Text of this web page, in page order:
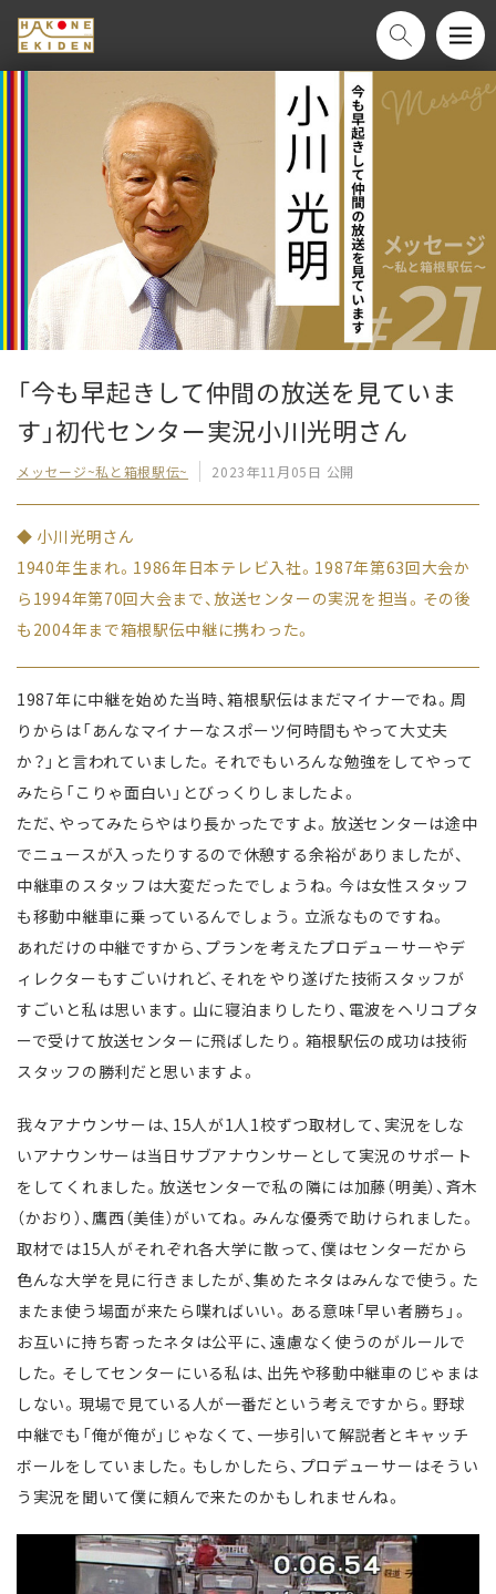
「今も早起きして仲間の放送を見ていま
す」初代センター実況小川光明さん
メッセージ~私と箱根駅伝~ 2023年11月05日 公開
◆ 小川光明さん
1940年生まれ。1986年日本テレビ入社。1987年第63回大会か
ら1994年第70回大会まで、放送センターの実況を担当。その後
も2004年まで箱根駅伝中継に携わった。
1987年に中継を始めた当時、箱根駅伝はまだマイナーでね。周
りからは「あんなマイナーなスポーツ何時間もやって大丈夫
か？」と言われていました。それでもいろんな勉強をしてやって
みたら「こりゃ面白い」とびっくりしましたよ。
ただ、やってみたらやはり長かったですよ。放送センターは途中
でニュースが入ったりするので休憩する余裕がありましたが、
中継車のスタッフは大変だったでしょうね。今は女性スタッフ
も移動中継車に乗っているんでしょう。立派なものですね。
あれだけの中継ですから、プランを考えたプロデューサーやデ
ィレクターもすごいけれど、それをやり遂げた技術スタッフが
すごいと私は思います。山に寝泊まりしたり、電波をヘリコプタ
ーで受けて放送センターに飛ばしたり。箱根駅伝の成功は技術
スタッフの勝利だと思いますよ。
我々アナウンサーは、15人が1人1校ずつ取材して、実況をしな
いアナウンサーは当日サブアナウンサーとして実況のサポート
をしてくれました。放送センターで私の隣には加藤（明美）、斉木
（かおり）、鷹西（美佳）がいてね。みんな優秀で助けられました。
取材では15人がそれぞれ各大学に散って、僕はセンターだから
色んな大学を見に行きましたが、集めたネタはみんなで使う。た
またま使う場面が来たら喋ればいい。ある意味「早い者勝ち」。
お互いに持ち寄ったネタは公平に、遠慮なく使うのがルールで
した。そしてセンターにいる私は、出先や移動中継車のじゃまは
しない。現場で見ている人が一番だという考えですから。野球
中継でも「俺が俺が」じゃなくて、一歩引いて解説者とキャッチ
ボールをしていました。もしかしたら、プロデューサーはそうい
う実況を聞いて僕に頼んで来たのかもしれませんね。